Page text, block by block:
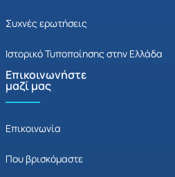
Συχνές ερωτήσεις
Ιστορικό Τυποποίησης στην Ελλάδα
Επικοινωνήστε
μαζί μας
Επικοινωνία
Που βρισκόμαστε